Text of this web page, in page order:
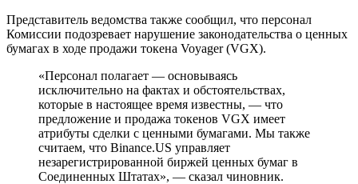
Представитель ведомства также сообщил, что персонал
Комиссии подозревает нарушение законодательства о ценных
бумагах в ходе продажи токена Voyager (VGX).
«Персонал полагает — основываясь
исключительно на фактах и ​​обстоятельствах,
которые в настоящее время известны, — что
предложение и продажа токенов VGX имеет
атрибуты сделки с ценными бумагами. Мы также
считаем, что Binance.US управляет
незарегистрированной биржей ценных бумаг в
Соединенных Штатах», — сказал чиновник.